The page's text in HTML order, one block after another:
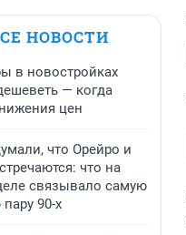
НОВОСТИ
в новостройках
— когда
цен
что Орейро и
что на
связывало самую
90-х